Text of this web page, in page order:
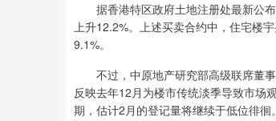
据香港特区政府土地注册处最新公布
上升12.2%。上述买卖合约中，住宅楼
9.1%。
不过，中原地产研究部高级联席董事
反映去年12月为楼市传统淡季导致市场
期，估计2月的登记量将继续于低位徘徊。